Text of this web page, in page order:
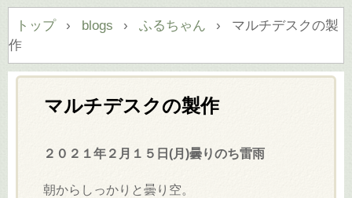
コ
ン
テ
ン
トップ › blogs › ふるちゃん ›
マルチデスクの製
作
マルチデスクの製作
２０２１年２月１５日(月)曇りのち雷雨
朝からしっかりと曇り空。